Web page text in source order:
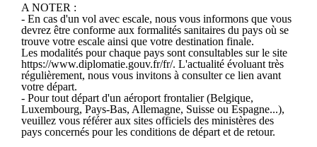
A NOTER :
- En cas d'un vol avec escale, nous vous informons que vous
devrez être conforme aux formalités sanitaires du pays où se
trouve votre escale ainsi que votre destination finale.
Les modalités pour chaque pays sont consultables sur le site
https://www.diplomatie.gouv.fr/fr/. L'actualité évoluant très
régulièrement, nous vous invitons à consulter ce lien avant
votre départ.
- Pour tout départ d'un aéroport frontalier (Belgique,
Luxembourg, Pays-Bas, Allemagne, Suisse ou Espagne...),
veuillez vous référer aux sites officiels des ministères des
pays concernés pour les conditions de départ et de retour.